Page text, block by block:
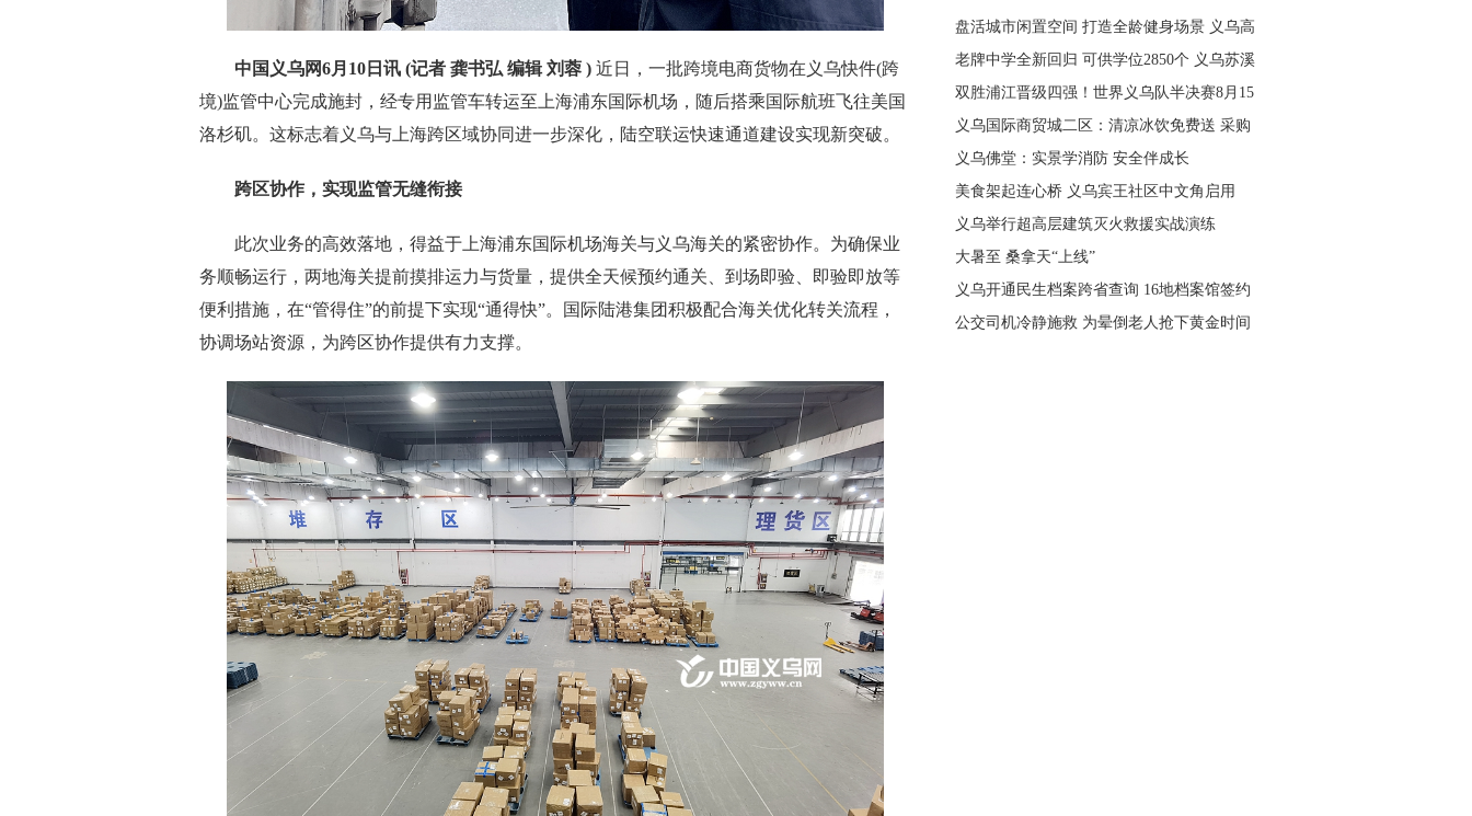
中国义乌网6月10日讯 (记者 龚书弘 编辑 刘蓉 ) 近日，一批跨境电商货物在义乌快件(跨
境)监管中心完成施封，经专用监管车转运至上海浦东国际机场，随后搭乘国际航班飞往美国
洛杉矶。这标志着义乌与上海跨区域协同进一步深化，陆空联运快速通道建设实现新突破。
跨区协作，实现监管无缝衔接
此次业务的高效落地，得益于上海浦东国际机场海关与义乌海关的紧密协作。为确保业
务顺畅运行，两地海关提前摸排运力与货量，提供全天候预约通关、到场即验、即验即放等
便利措施，在“管得住”的前提下实现“通得快”。国际陆港集团积极配合海关优化转关流程，
协调场站资源，为跨区协作提供有力支撑。
盘活城市闲置空间 打造全龄健身场景 义乌高
质量落地省级文体民生实事
老牌中学全新回归 可供学位2850个 义乌苏溪
中学9月投用
双胜浦江晋级四强！世界义乌队半决赛8月15
日主场开打
义乌国际商贸城二区：清凉冰饮免费送 采购
商可就近领取
义乌佛堂：实景学消防 安全伴成长
美食架起连心桥 义乌宾王社区中文角启用
义乌举行超高层建筑灭火救援实战演练
大暑至 桑拿天“上线”
义乌开通民生档案跨省查询 16地档案馆签约
合作
公交司机冷静施救 为晕倒老人抢下黄金时间